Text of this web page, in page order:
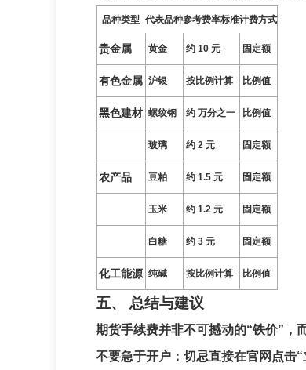
品种类型 代表品种参考费率标准计费方式
贵金属 黄金 约 10 元 固定额
有色金属 沪银 按比例计算 比例值
黑色建材 螺纹钢 约 万分之一 比例值
玻璃 约 2 元 固定额
农产品 豆粕 约 1.5 元 固定额
玉米 约 1.2 元 固定额
白糖 约 3 元 固定额
化工能源 纯碱 按比例计算 比例值
五、 总结与建议
期货手续费并非不可撼动的“铁价”，
不要急于开户 ：切忌直接在官网点击